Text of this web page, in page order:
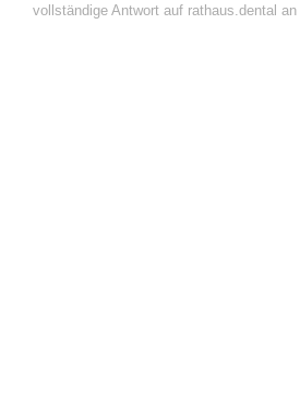
vollständige Antwort auf rathaus.dental an